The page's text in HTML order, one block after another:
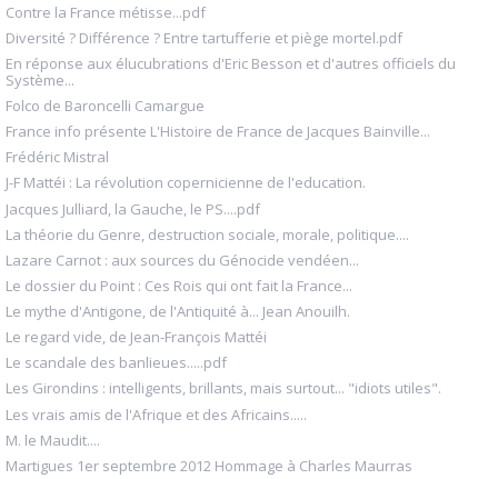
Contre la France métisse...pdf
Diversité ? Différence ? Entre tartufferie et piège mortel.pdf
En réponse aux élucubrations d'Eric Besson et d'autres officiels du
Système...
Folco de Baroncelli Camargue
France info présente L'Histoire de France de Jacques Bainville...
Frédéric Mistral
J-F Mattéi : La révolution copernicienne de l'education.
Jacques Julliard, la Gauche, le PS....pdf
La théorie du Genre, destruction sociale, morale, politique....
Lazare Carnot : aux sources du Génocide vendéen...
Le dossier du Point : Ces Rois qui ont fait la France...
Le mythe d'Antigone, de l'Antiquité à... Jean Anouilh.
Le regard vide, de Jean-François Mattéi
Le scandale des banlieues.....pdf
Les Girondins : intelligents, brillants, mais surtout... "idiots utiles".
Les vrais amis de l'Afrique et des Africains.....
M. le Maudit....
Martigues 1er septembre 2012 Hommage à Charles Maurras